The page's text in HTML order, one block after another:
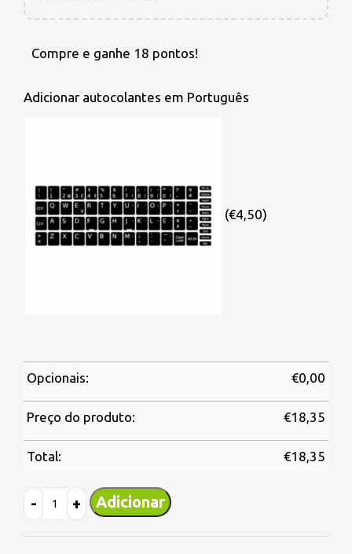
Compre e ganhe 18 pontos!
Adicionar autocolantes em Português
(€4,50)
Opcionais: €0,00
Preço do produto: €18,35
Total: €18,35
Adicionar